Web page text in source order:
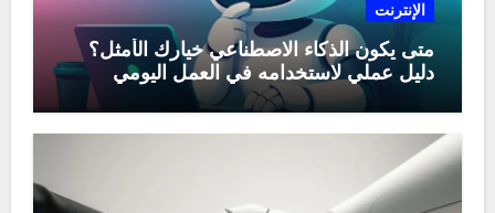
الإنترنت
متى يكون الذكاء الاصطناعي خيارك الأمثل؟
دليل عملي لاستخدامه في العمل اليومي